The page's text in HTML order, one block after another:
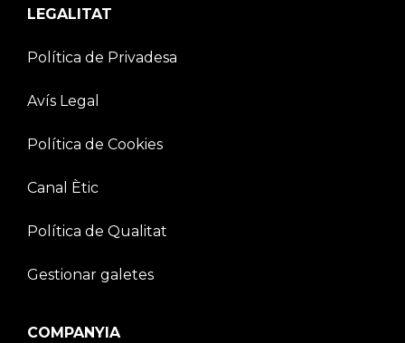
LEGALITAT
Política de Privadesa
Avís Legal
Política de Cookies
Canal Ètic
Política de Qualitat
Gestionar galetes
COMPANYIA